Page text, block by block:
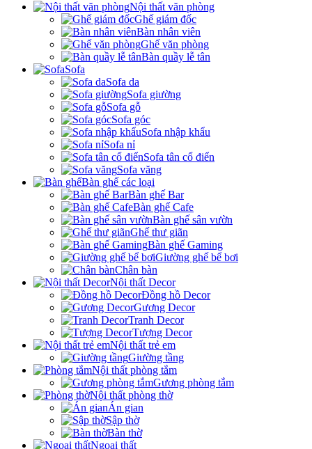
Nội thất văn phòng
Ghế giám đốc
Bàn nhân viên
Ghế văn phòng
Bàn quầy lễ tân
Sofa
Sofa da
Sofa giường
Sofa gỗ
Sofa góc
Sofa nhập khẩu
Sofa nỉ
Sofa tân cổ điển
Sofa văng
Bàn ghế các loại
Bàn ghế Bar
Bàn ghế Cafe
Bàn ghế sân vườn
Ghế thư giãn
Bàn ghế Gaming
Giường ghế bể bơi
Chân bàn
Nội thất Decor
Đồng hồ Decor
Gương Decor
Tranh Decor
Tượng Decor
Nội thất trẻ em
Giường tầng
Nội thất phòng tắm
Gương phòng tắm
Nội thất phòng thờ
Án gian
Sập thờ
Bàn thờ
Ngoại thất